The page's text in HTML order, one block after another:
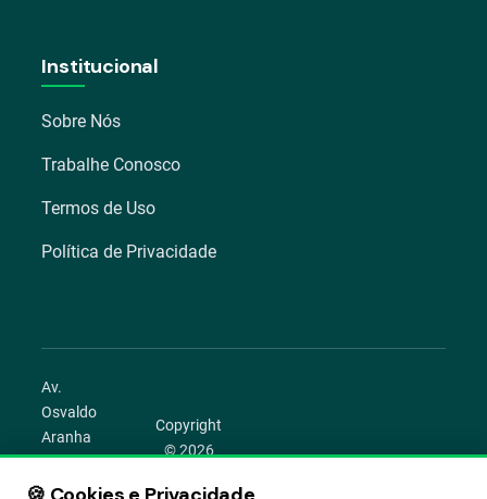
Institucional
Sobre Nós
Trabalhe Conosco
Termos de Uso
Política de Privacidade
Av.
Osvaldo
Aranha
1022 –
Bom
Copyright
© 2026